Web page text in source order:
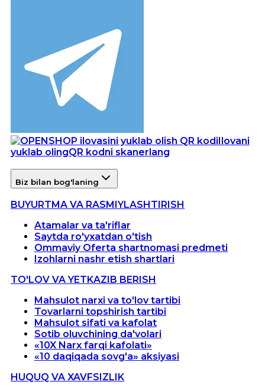
Ilovani
yuklab olingQR kodni skanerlang
Biz bilan bog'laning
BUYURTMA VA RASMIYLASHTIRISH
Atamalar va ta'riflar
Saytda ro'yxatdan o'tish
Ommaviy Oferta shartnomasi predmeti
Izohlarni nashr etish shartlari
TO'LOV VA YETKAZIB BERISH
Mahsulot narxi va to'lov tartibi
Tovarlarni topshirish tartibi
Mahsulot sifati va kafolat
Sotib oluvchining da'volari
«10X Narx farqi kafolati»
«10 daqiqada sovg'a» aksiyasi
HUQUQ VA XAVFSIZLIK